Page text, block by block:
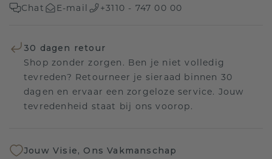
Chat E-mail +3110 - 747 00 00
30 dagen retour
Shop zonder zorgen. Ben je niet volledig
tevreden? Retourneer je sieraad binnen 30
dagen en ervaar een zorgeloze service. Jouw
tevredenheid staat bij ons voorop.
Jouw Visie, Ons Vakmanschap